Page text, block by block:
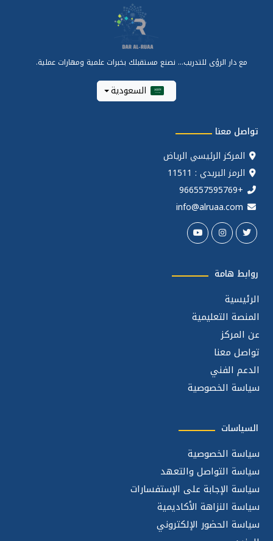
مع دار الرؤى للتدريب... نصنع مستقبلك بخبرات علمية ومهارات عملية.
السعودية
تواصل معنا
المركز الرئيسي الرياض
الرمز البريدي : 11511
+966557595769
info@alruaa.com
روابط هامة
الرئيسية
المنصة التعليمية
عن المركز
تواصل معنا
الدعم الفني
سياسة الخصوصية
السياسات
سياسة الخصوصية
سياسة التواصل والتعهد
سياسة الإجابة على الإستفسارات
سياسة النزاهة الأكاديمية
سياسة الحضور الإلكتروني